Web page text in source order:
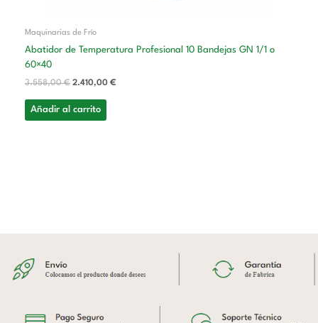
Maquinarias de Frío
Abatidor de Temperatura Profesional 10 Bandejas GN 1/1 o
60×40
3.558,00€ 2.410,00 €
Añadir al carrito